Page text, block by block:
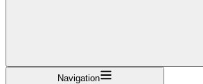
Navigation